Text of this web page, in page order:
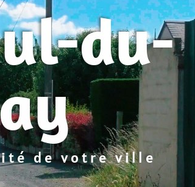
du-
de votre ville